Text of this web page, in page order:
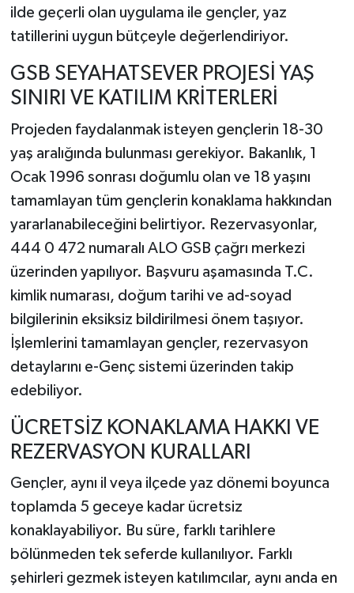
ilde geçerli olan uygulama ile gençler, yaz
tatillerini uygun bütçeyle değerlendiriyor.
GSB SEYAHATSEVER PROJESİ YAŞ
SINIRI VE KATILIM KRİTERLERİ
Projeden faydalanmak isteyen gençlerin 18-30
yaş aralığında bulunması gerekiyor. Bakanlık, 1
Ocak 1996 sonrası doğumlu olan ve 18 yaşını
tamamlayan tüm gençlerin konaklama hakkından
yararlanabileceğini belirtiyor. Rezervasyonlar,
444 0 472 numaralı ALO GSB çağrı merkezi
üzerinden yapılıyor. Başvuru aşamasında T.C.
kimlik numarası, doğum tarihi ve ad-soyad
bilgilerinin eksiksiz bildirilmesi önem taşıyor.
İşlemlerini tamamlayan gençler, rezervasyon
detaylarını e-Genç sistemi üzerinden takip
edebiliyor.
ÜCRETSİZ KONAKLAMA HAKKI VE
REZERVASYON KURALLARI
Gençler, aynı il veya ilçede yaz dönemi boyunca
toplamda 5 geceye kadar ücretsiz
konaklayabiliyor. Bu süre, farklı tarihlere
bölünmeden tek seferde kullanılıyor. Farklı
şehirleri gezmek isteyen katılımcılar, aynı anda en
YAŞAM
KÜLTÜR SANAT